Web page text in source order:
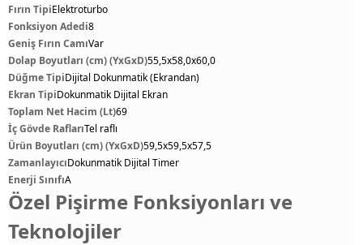
Fırın TipiElektroturbo
Fonksiyon Adedi8
Geniş Fırın CamıVar
Dolap Boyutları (cm) (YxGxD)55,5x58,0x60,0
Düğme TipiDijital Dokunmatik (Ekrandan)
Ekran TipiDokunmatik Dijital Ekran
Toplam Net Hacim (Lt)69
İç Gövde RaflarıTel raflı
Ürün Boyutları (cm) (YxGxD)59,5x59,5x57,5
ZamanlayıcıDokunmatik Dijital Timer
Enerji SınıfıA
Özel Pişirme Fonksiyonları ve
Teknolojiler